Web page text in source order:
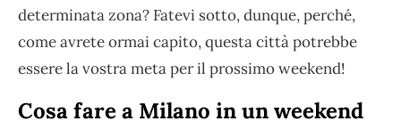
determinata zona? Fatevi sotto, dunque, perché,
come avrete ormai capito, questa città potrebbe
essere la vostra meta per il prossimo weekend!
Cosa fare a Milano in un weekend